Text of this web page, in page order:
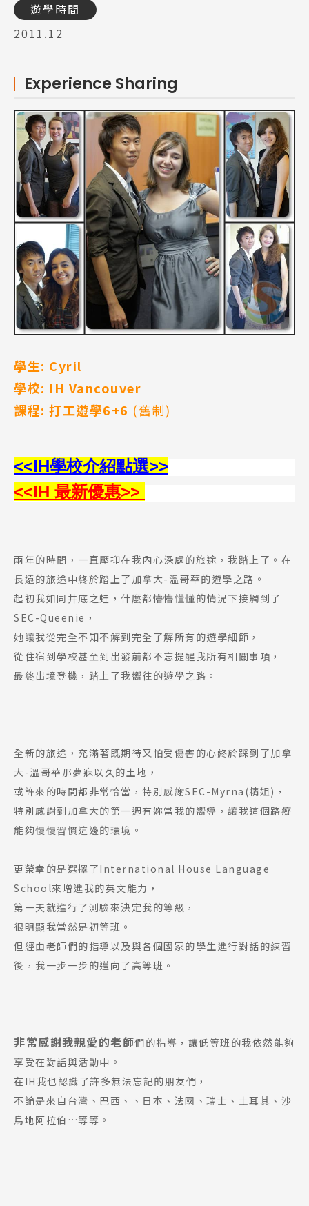
遊學時間
2011.12
Experience Sharing
學生: Cyril
學校: IH Vancouver
課程: 打工遊學6+6 (舊制)
<<IH學校介紹點選>>
<<IH 最新優惠>>
兩年的時間，一直壓抑在我內心深處的旅途，我踏上了。在
長遠的旅途中終於踏上了加拿大-溫哥華的遊學之路。
起初我如同井底之蛙，什麼都懵懵懂懂的情況下接觸到了
SEC-Queenie，
她讓我從完全不知不解到完全了解所有的遊學細節，
從住宿到學校甚至到出發前都不忘提醒我所有相關事項，
最終出境登機，踏上了我嚮往的遊學之路。
全新的旅途，充滿著既期待又怕受傷害的心終於踩到了加拿
大-溫哥華那夢寐以久的土地，
或許來的時間都非常恰當，特別感謝SEC-Myrna(精姐)，
特別感謝到加拿大的第一週有妳當我的嚮導，讓我這個路癡
能夠慢慢習慣這邊的環境。
更榮幸的是選擇了International House Language
School來增進我的英文能力，
第一天就進行了測驗來決定我的等級，
很明顯我當然是初等班。
但經由老師們的指導以及與各個國家的學生進行對話的練習
後，我一步一步的邁向了高等班。
非常感謝我親愛的老師們的指導，讓低等班的我依然能夠
享受在對話與活動中。
在IH我也認識了許多無法忘記的朋友們，
不論是來自台灣、巴西、、日本、法國、瑞士、土耳其、沙
烏地阿拉伯…等等。